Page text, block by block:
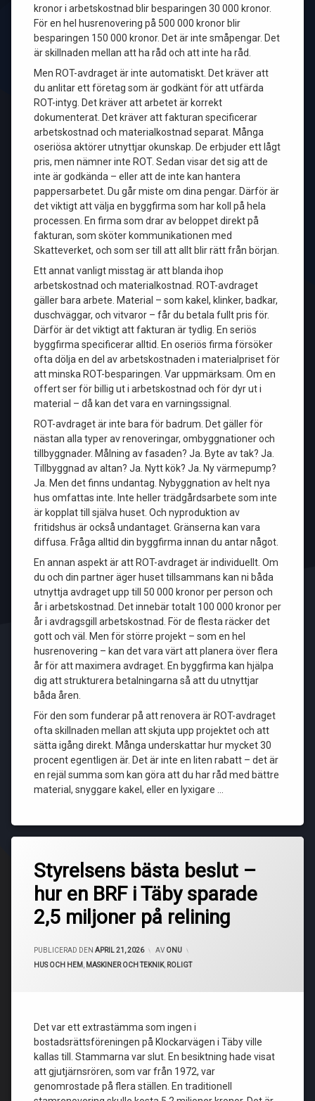
kronor i arbetskostnad blir besparingen 30 000 kronor.
För en hel husrenovering på 500 000 kronor blir
besparingen 150 000 kronor. Det är inte småpengar. Det
är skillnaden mellan att ha råd och att inte ha råd.
Men ROT-avdraget är inte automatiskt. Det kräver att
du anlitar ett företag som är godkänt för att utfärda
ROT-intyg. Det kräver att arbetet är korrekt
dokumenterat. Det kräver att fakturan specificerar
arbetskostnad och materialkostnad separat. Många
oseriösa aktörer utnyttjar okunskap. De erbjuder ett lågt
pris, men nämner inte ROT. Sedan visar det sig att de
inte är godkända – eller att de inte kan hantera
pappersarbetet. Du går miste om dina pengar. Därför är
det viktigt att välja en byggfirma som har koll på hela
processen. En firma som drar av beloppet direkt på
fakturan, som sköter kommunikationen med
Skatteverket, och som ser till att allt blir rätt från början.
Ett annat vanligt misstag är att blanda ihop
arbetskostnad och materialkostnad. ROT-avdraget
gäller bara arbete. Material – som kakel, klinker, badkar,
duschväggar, och vitvaror – får du betala fullt pris för.
Därför är det viktigt att fakturan är tydlig. En seriös
byggfirma specificerar alltid. En oseriös firma försöker
ofta dölja en del av arbetskostnaden i materialpriset för
att minska ROT-besparingen. Var uppmärksam. Om en
offert ser för billig ut i arbetskostnad och för dyr ut i
material – då kan det vara en varningssignal.
ROT-avdraget är inte bara för badrum. Det gäller för
nästan alla typer av renoveringar, ombyggnationer och
tillbyggnader. Målning av fasaden? Ja. Byte av tak? Ja.
Tillbyggnad av altan? Ja. Nytt kök? Ja. Ny värmepump?
Ja. Men det finns undantag. Nybyggnation av helt nya
hus omfattas inte. Inte heller trädgårdsarbete som inte
är kopplat till själva huset. Och nyproduktion av
fritidshus är också undantaget. Gränserna kan vara
diffusa. Fråga alltid din byggfirma innan du antar något.
En annan aspekt är att ROT-avdraget är individuellt. Om
du och din partner äger huset tillsammans kan ni båda
utnyttja avdraget upp till 50 000 kronor per person och
år i arbetskostnad. Det innebär totalt 100 000 kronor per
år i avdragsgill arbetskostnad. För de flesta räcker det
gott och väl. Men för större projekt – som en hel
husrenovering – kan det vara värt att planera över flera
år för att maximera avdraget. En byggfirma kan hjälpa
dig att strukturera betalningarna så att du utnyttjar
båda åren.
För den som funderar på att renovera är ROT-avdraget
ofta skillnaden mellan att skjuta upp projektet och att
sätta igång direkt. Många underskattar hur mycket 30
procent egentligen är. Det är inte en liten rabatt – det är
en rejäl summa som kan göra att du har råd med bättre
material, snyggare kakel, eller en lyxigare …
Styrelsens bästa beslut –
hur en BRF i Täby sparade
2,5 miljoner på relining
PUBLICERAD DEN APRIL 21, 2026 AV ONU
KATEGORIER:
HUS OCH HEM MASKINER OCH TEKNIK, ROLIGT
Det var ett extrastämma som ingen i
bostadsrättsföreningen på Klockarvägen i Täby ville
kallas till. Stammarna var slut. En besiktning hade visat
att gjutjärnsrören, som var från 1972, var
genomrostade på flera ställen. En traditionell